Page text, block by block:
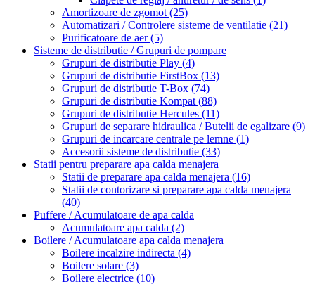
Amortizoare de zgomot (25)
Automatizari / Controlere sisteme de ventilatie (21)
Purificatoare de aer(5)
Sisteme de distributie / Grupuri de pompare
Grupuri de distributie Play (4)
Grupuri de distributie FirstBox (13)
Grupuri de distributie T-Box (74)
Grupuri de distributie Kompat (88)
Grupuri de distributie Hercules (11)
Grupuri de separare hidraulica / Butelii de egalizare (9)
Grupuri de incarcare centrale pe lemne (1)
Accesorii sisteme de distributie (33)
Statii pentru preparare apa calda menajera
Statii de preparare apa calda menajera (16)
Statii de contorizare si preparare apa calda menajera
(40)
Puffere / Acumulatoare de apa calda
Acumulatoare apa calda (2)
Boilere / Acumulatoare apa calda menajera
Boilere incalzire indirecta (4)
Boilere solare (3)
Boilere electrice (10)